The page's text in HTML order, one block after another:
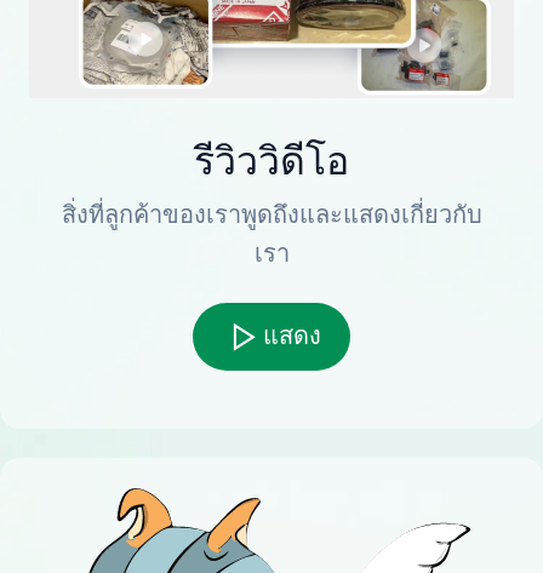
รีวิววิดีโอ
สิ่งที่ลูกค้าของเราพูดถึงและแสดงเกี่ยวกับ
เรา
แสดง